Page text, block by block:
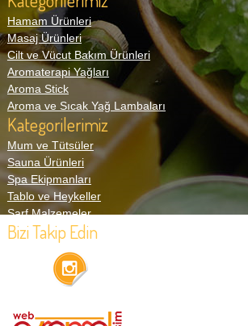
Hamam Ürünleri
Masaj Ürünleri
Cilt ve Vücut Bakım Ürünleri
Aromaterapi Yağları
Aroma Stick
Aroma ve Sıcak Yağ Lambaları
Kategorilerimiz
Mum ve Tütsüler
Sauna Ürünleri
Spa Ekipmanları
Tablo ve Heykeller
Sarf Malzemeler
Bizi Takip Edin